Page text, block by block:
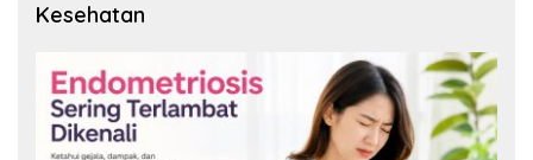
Kesehatan